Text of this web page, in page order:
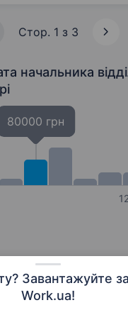
Завантажуйте
Work.ua!
Стор. 1 з 3
начальника
80000 грн